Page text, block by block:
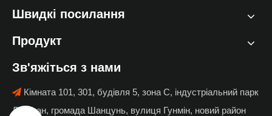
Швидкі посилання
Продукт
Зв'яжіться з нами
 Кімната 101, 301, будівля 5, зона C, індустріальний парк
Ляньтан, громада Шанцунь, вулиця Гунмін, новий район